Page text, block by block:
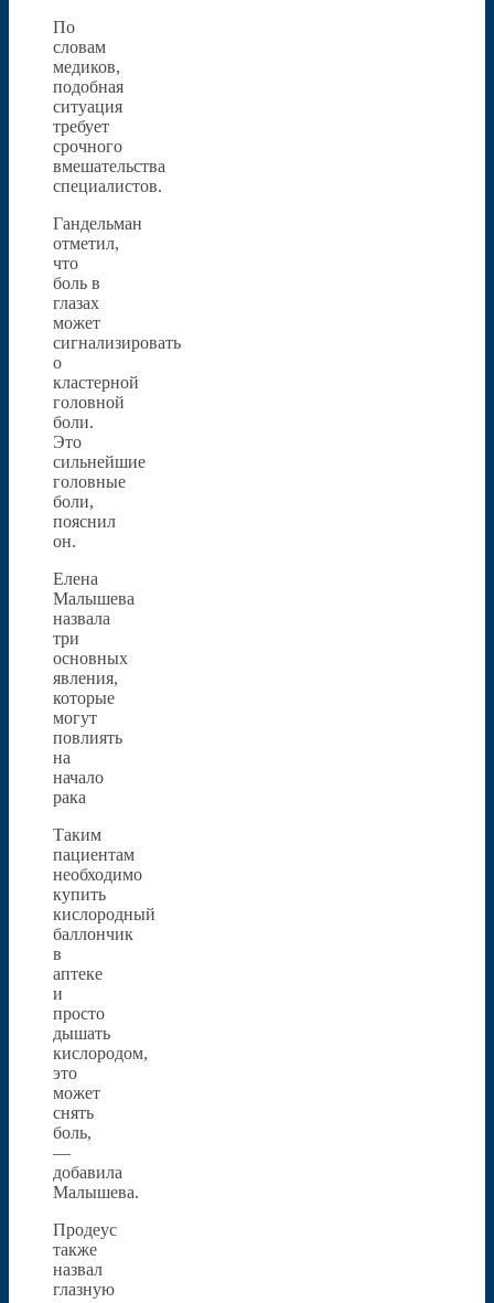
По
словам
медиков,
подобная
ситуация
требует
срочного
вмешательства
специалистов.
Гандельман
отметил,
что
боль в
глазах
может
сигнализировать
о
кластерной
головной
боли.
Это
сильнейшие
головные
боли,
пояснил
он.
Елена
Малышева
назвала
три
основных
явления,
которые
могут
повлиять
на
начало
рака
Таким
пациентам
необходимо
купить
кислородный
баллончик
в
аптеке
и
просто
дышать
кислородом,
это
может
снять
боль,
—
добавила
Малышева.
Продеус
также
назвал
глазную